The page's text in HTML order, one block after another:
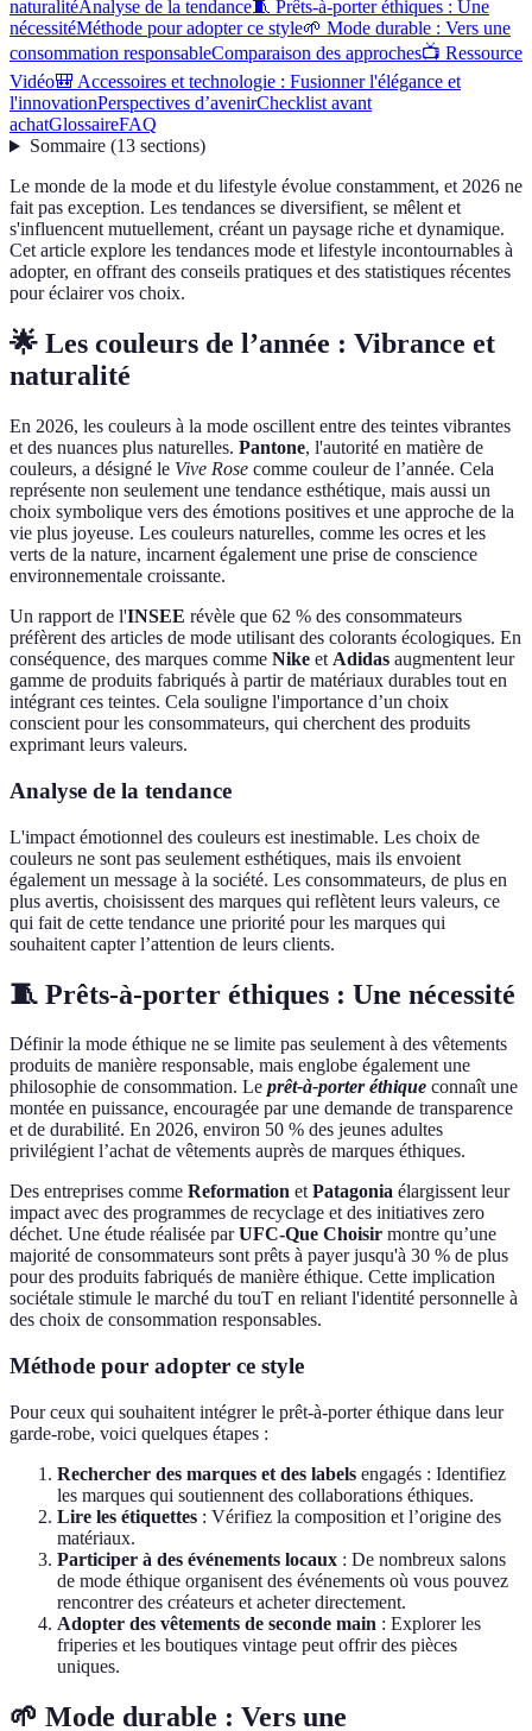
naturalitéAnalyse de la tendance🧵 Prêts-à-porter éthiques : Une
nécessitéMéthode pour adopter ce style🌱 Mode durable : Vers une
consommation responsableComparaison des approches📺 Ressource
Vidéo🎒 Accessoires et technologie : Fusionner l'élégance et
l'innovationPerspectives d’avenirChecklist avant
achatGlossaireFAQ
Sommaire(13 sections)
Le monde de la mode et du lifestyle évolue constamment, et 2026 ne
fait pas exception. Les tendances se diversifient, se mêlent et
s'influencent mutuellement, créant un paysage riche et dynamique.
Cet article explore les tendances mode et lifestyle incontournables à
adopter, en offrant des conseils pratiques et des statistiques récentes
pour éclairer vos choix.
🌟 Les couleurs de l’année : Vibrance et
naturalité
En 2026, les couleurs à la mode oscillent entre des teintes vibrantes
et des nuances plus naturelles. Pantone, l'autorité en matière de
couleurs, a désigné le Vive Rose comme couleur de l’année. Cela
représente non seulement une tendance esthétique, mais aussi un
choix symbolique vers des émotions positives et une approche de la
vie plus joyeuse. Les couleurs naturelles, comme les ocres et les
verts de la nature, incarnent également une prise de conscience
environnementale croissante.
Un rapport de l'INSEE révèle que 62 % des consommateurs
préfèrent des articles de mode utilisant des colorants écologiques. En
conséquence, des marques comme Nike et Adidas augmentent leur
gamme de produits fabriqués à partir de matériaux durables tout en
intégrant ces teintes. Cela souligne l'importance d’un choix
conscient pour les consommateurs, qui cherchent des produits
exprimant leurs valeurs.
Analyse de la tendance
L'impact émotionnel des couleurs est inestimable. Les choix de
couleurs ne sont pas seulement esthétiques, mais ils envoient
également un message à la société. Les consommateurs, de plus en
plus avertis, choisissent des marques qui reflètent leurs valeurs, ce
qui fait de cette tendance une priorité pour les marques qui
souhaitent capter l’attention de leurs clients.
🧵 Prêts-à-porter éthiques : Une nécessité
Définir la mode éthique ne se limite pas seulement à des vêtements
produits de manière responsable, mais englobe également une
philosophie de consommation. Le prêt-à-porter éthique connaît une
montée en puissance, encouragée par une demande de transparence
et de durabilité. En 2026, environ 50 % des jeunes adultes
privilégient l’achat de vêtements auprès de marques éthiques.
Des entreprises comme Reformation etPatagonia élargissent leur
impact avec des programmes de recyclage et des initiatives zero
déchet. Une étude réalisée parUFC-Que Choisir montre qu’une
majorité de consommateurs sont prêts à payer jusqu'à 30 % de plus
pour des produits fabriqués de manière éthique. Cette implication
sociétale stimule le marché du touT en reliant l'identité personnelle à
des choix de consommation responsables.
Méthode pour adopter ce style
Pour ceux qui souhaitent intégrer le prêt-à-porter éthique dans leur
garde-robe, voici quelques étapes :
Rechercher des marques et des labels engagés : Identifiez
les marques qui soutiennent des collaborations éthiques.
Lire les étiquettes : Vérifiez la composition et l’origine des
matériaux.
Participer à des événements locaux : De nombreux salons
de mode éthique organisent des événements où vous pouvez
rencontrer des créateurs et acheter directement.
Adopter des vêtements de seconde main : Explorer les
friperies et les boutiques vintage peut offrir des pièces
uniques.
🌱 Mode durable : Vers une